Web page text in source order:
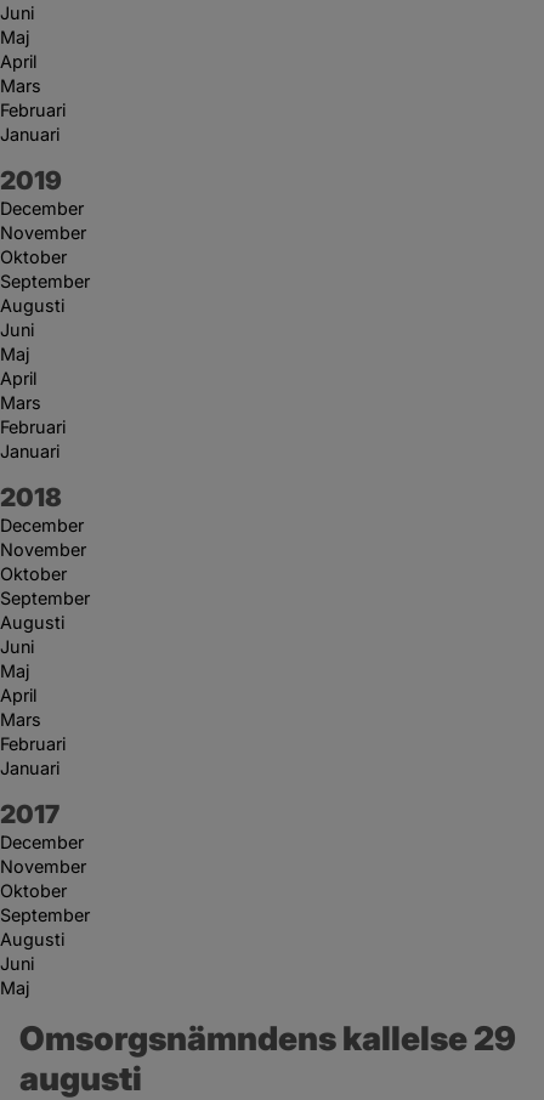
Juni
Maj
April
Mars
Februari
Januari
År:
2019
December
November
Oktober
September
Augusti
Juni
Maj
April
Mars
Februari
Januari
År:
2018
December
November
Oktober
September
Augusti
Juni
Maj
April
Mars
Februari
Januari
År:
2017
December
November
Oktober
September
Augusti
Juni
Maj
Omsorgsnämndens kallelse 29
augusti